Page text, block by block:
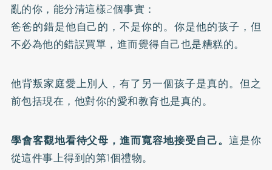
亂的你，能分清這樣2個事實：
爸爸的錯是他自己的，不是你的。你是他的孩子，但
不必為他的錯誤買單，進而覺得自己也是糟糕的。
他背叛家庭愛上別人，有了另一個孩子是真的。但之
前包括現在，他對你的愛和教育也是真的。
學會客觀地看待父母，進而寬容地接受自己。 這是你
從這件事上得到的第1個禮物。